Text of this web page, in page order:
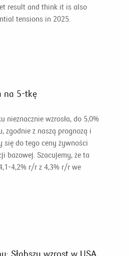
result and think it is also
tensions in 2025.
na 5-tkę
nieznacznie wzrosła, do 5,0%
zgodnie z naszą prognozą i
się do tego ceny żywności
bazowej. Szacujemy, że ta
4,2% r/r z 4,3% r/r we